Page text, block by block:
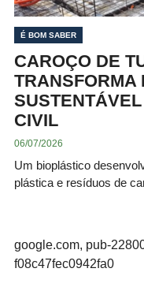
É BOM SABER
CAROÇO DE
TRANSFORMA
CIVIL
06/07/2026
Um bioplástico
plástica e resíduos de
google.com, pub-
f08c47fec0942fa0